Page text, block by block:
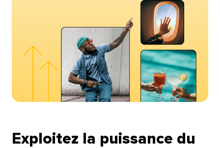
Exploitez la puissance du